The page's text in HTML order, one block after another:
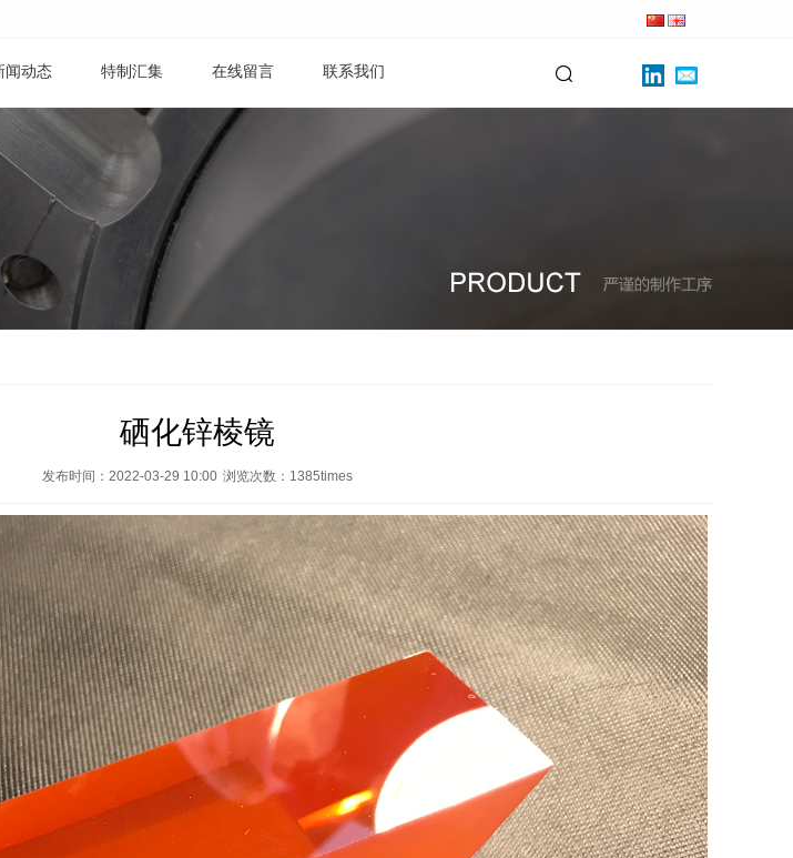
闻动态 特制汇集 在线留言 联系我们
硒化锌棱镜
发布时间：2022-03-29 10:00 浏览次数： 1385times